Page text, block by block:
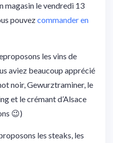
magasin le vendredi 13
pouvezcommander en
les vins de
aviez beaucoup apprécié
noir, Gewurztraminer, le
et le crémant d’Alsace
😉)
les steaks, les